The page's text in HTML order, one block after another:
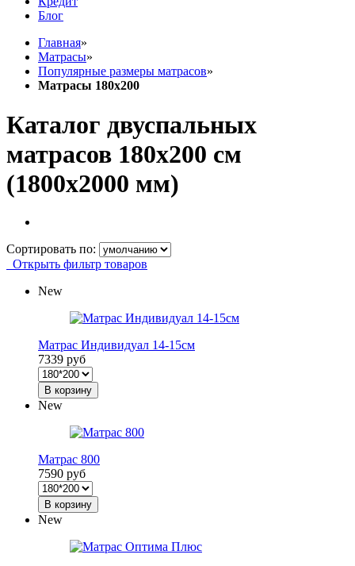
Блог
Главная»
Матрасы»
Популярные размеры матрасов»
Матрасы 180x200
Каталог двуспальных
матрасов 180x200 см
(1800x2000 мм)
Сортировать по:
Открыть фильтр товаров
New
Матрас Индивидуал 14-15см
7339 руб
В корзину
New
Матрас 800
7590 руб
В корзину
New